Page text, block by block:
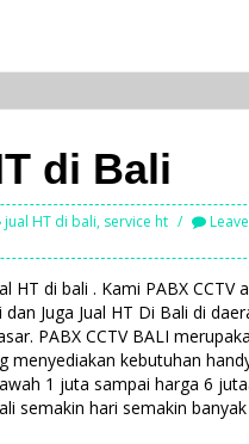
di Bali
jual HT di bali, service ht
HT di bali . Kami PABX CCTV
Juga Jual HT Di Bali di
PABX CCTV BALI
menyediakan kebutuhan
1 juta sampai harga 6
semakin hari semakin banyak